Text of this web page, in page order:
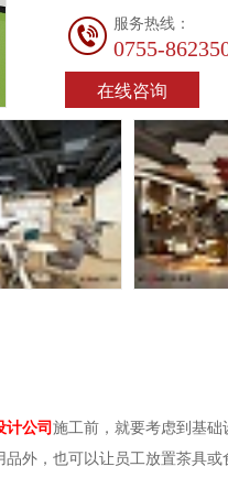
服务热线：
0755-
在线咨询
计公司 施工前，就要考虑到基
外，也可以让员工放置茶具或